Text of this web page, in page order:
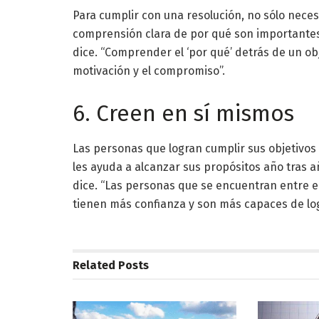
Para cumplir con una resolución, no sólo
comprensión clara de por qué son
dice. “Comprender el ‘por qué’ detrás de un
motivación y el compromiso”.
6. Creen en sí mismos
Las personas que logran cumplir sus
les ayuda a alcanzar sus propósitos año tras
dice. “Las personas que se encuentran entre
tienen más confianza y son más capaces de
Related Posts